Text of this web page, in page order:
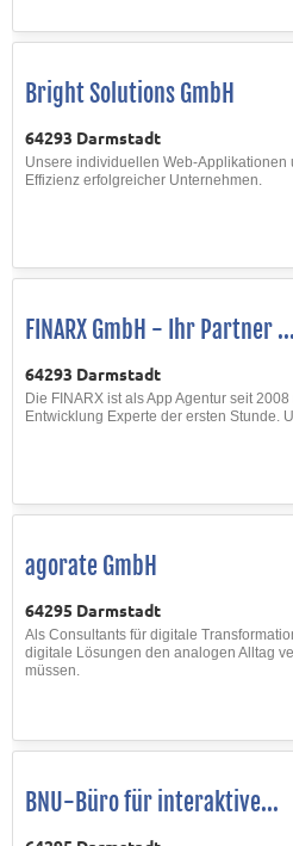
Bright Solutions GmbH
64293 Darmstadt
Unsere individuellen Web-Applikationen
Effizienz erfolgreicher Unternehmen.
FINARX GmbH - Ihr Partner ...
64293 Darmstadt
Die FINARX ist als App Agentur seit
Entwicklung Experte der ersten Stunde.
agorate GmbH
64295 Darmstadt
Als Consultants für digitale
digitale Lösungen den analogen Alltag
müssen.
BNU-Büro für interaktive...